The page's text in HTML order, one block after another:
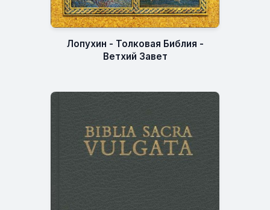
Лопухин - Толковая Библия -
Ветхий Завет